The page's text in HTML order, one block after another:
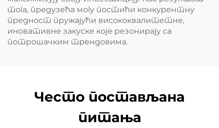
тога, предузећа могу постићи конкурентну
предност пружајући висококвалитетне,
иновативне закуске које резонирају са
потрошачким трендовима.
Често постављана
питања